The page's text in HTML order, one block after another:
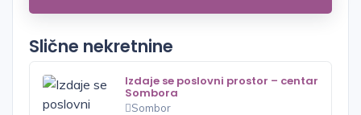
Slične nekretnine
Izdaje se poslovni prostor – centar
Sombora
Sombor